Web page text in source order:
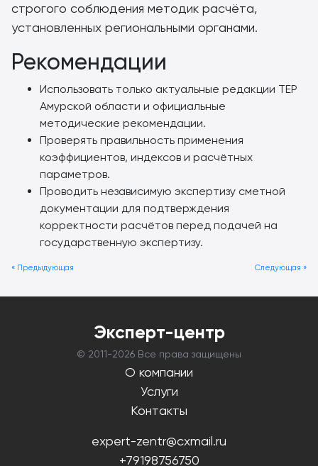
строгого соблюдения методик расчёта,
установленных региональными органами.
Рекомендации
Использовать только актуальные редакции ТЕР
Амурской области и официальные
методические рекомендации.
Проверять правильность применения
коэффициентов, индексов и расчётных
параметров.
Проводить независимую экспертизу сметной
документации для подтверждения
корректности расчётов перед подачей на
государственную экспертизу.
Следующая »
« Предыдующая
Эксперт-центр
© 2011-2026 Все права защищены
О компании
Услуги
Контакты
expert-zentr@cxmail.ru
+79198756750